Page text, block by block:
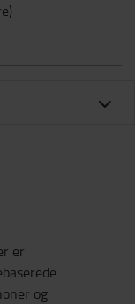
)
er
og